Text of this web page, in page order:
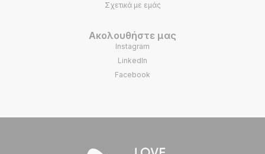
Σχετικά με εμάς
Ακολουθήστε μας
Instagram
LinkedIn
Facebook